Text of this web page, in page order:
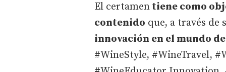
El certamen tiene como
contenido que, a través de
innovación en el mundo
#WineStyle, #WineTravel,